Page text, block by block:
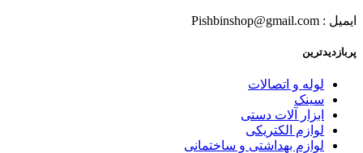
ایمیل : Pishbinshop@gmail.com
پربازدیدترین
لوله و اتصالات
سینک
ابزار آلات دستی
لوازم الکتریکی
لوازم بهداشتی و ساختمانی